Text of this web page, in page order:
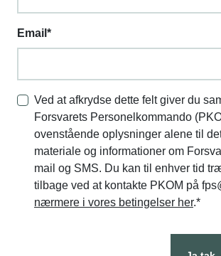
Email *
Ved at afkrydse dette felt giver du
Forsvarets Personelkommando
ovenstående oplysninger alene til
materiale og informationer om
mail og SMS. Du kan til enhver tid
tilbage ved at kontakte PKOM på
nærmere i vores betingelser her.*